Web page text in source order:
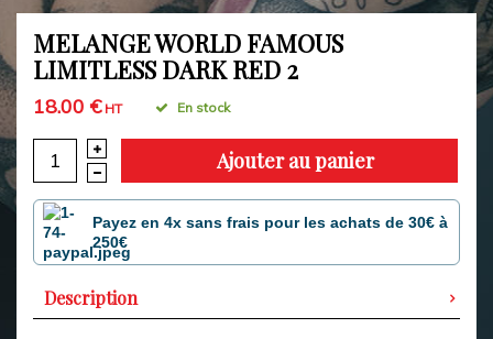
MELANGE WORLD FAMOUS
LIMITLESS DARK RED 2
18.00 €HT En stock
Ajouter au panier
Payez en 4x sans frais pour les achats de 30€ à
250€
Description